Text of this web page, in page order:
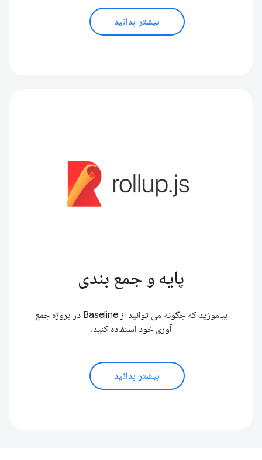
بیشتر بدانید
پایه و جمع بندی
بیاموزید که چگونه می توانید از Baseline در پروژه جمع
آوری خود استفاده کنید.
بیشتر بدانید